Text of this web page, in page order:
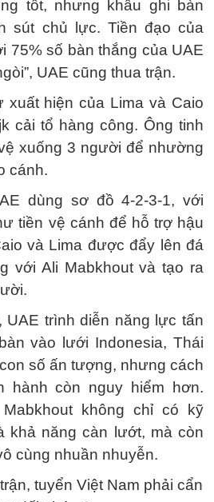
tốt, nhưng khâu ghi bàn
sút chủ lực. Tiền đạo của
75% số bàn thắng của UAE
UAE cũng thua trận.
xuất hiện của Lima và Caio
cải tổ hàng công. Ông tinh
xuống 3 người để nhường
cánh.
dùng sơ đồ 4-2-3-1, với
tiền vệ cánh để hỗ trợ hậu
và Lima được đẩy lên đá
với Ali Mabkhout và tạo ra
UAE trình diễn năng lực tấn
vào lưới Indonesia, Thái
số ấn tượng, nhưng cách
hành còn nguy hiểm hơn.
không chỉ có kỹ
khả năng càn lướt, mà còn
cùng nhuần nhuyễn.